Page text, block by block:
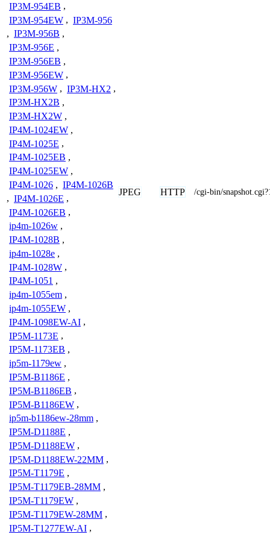
IP3M-954EB ,
IP3M-954EW , IP3M-956
, IP3M-956B ,
IP3M-956E ,
IP3M-956EB ,
IP3M-956EW ,
IP3M-956W , IP3M-HX2 ,
IP3M-HX2B ,
IP3M-HX2W ,
IP4M-1024EW ,
IP4M-1025E ,
IP4M-1025EB ,
IP4M-1025EW ,
IP4M-1026 , IP4M-1026B
, IP4M-1026E ,
IP4M-1026EB ,
ip4m-1026w ,
IP4M-1028B ,
ip4m-1028e ,
IP4M-1028W ,
IP4M-1051 ,
ip4m-1055em ,
ip4m-1055EW ,
IP4M-1098EW-AI ,
IP5M-1173E ,
IP5M-1173EB ,
ip5m-1179ew ,
IP5M-B1186E ,
IP5M-B1186EB ,
IP5M-B1186EW ,
ip5m-b1186ew-28mm ,
IP5M-D1188E ,
IP5M-D1188EW ,
IP5M-D1188EW-22MM ,
IP5M-T1179E ,
IP5M-T1179EB-28MM ,
IP5M-T1179EW ,
IP5M-T1179EW-28MM ,
IP5M-T1277EW-AI ,
JPEG HTTP /cgi-bin/